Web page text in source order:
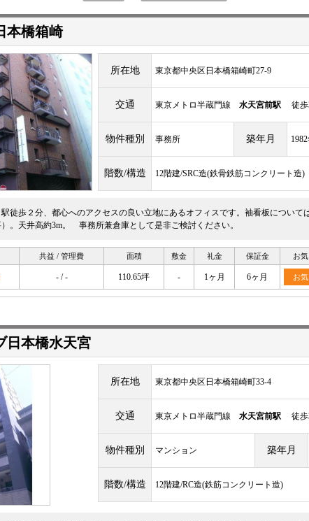
本橋箱崎
所在地 東京都中央区日本橋箱崎町27-9
交通 東京メトロ半蔵門線 水天宮前駅 徒歩
物件種別 事務所 築年月
階数/構造 12階建/SRC造(鉄骨鉄筋コンクリート造)
徒歩２分、都心へのアクセスの良い立地にあるオフィスです。袖看板について
。天井高約3m。 事務所兼倉庫として是非ご検討ください。
共益 / 管理費 面積 敷金 礼金 保証金 お
- / - 110.65坪 - 1ヶ月 6ヶ月 お
日本橋水天宮
所在地 東京都中央区日本橋箱崎町33-4
交通 東京メトロ半蔵門線 水天宮前駅 徒歩
物件種別 マンション 築年月
階数/構造 12階建/RC造(鉄筋コンクリート造)